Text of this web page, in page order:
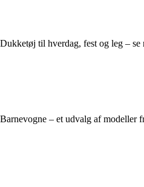
Dukketøj til hverdag, fest og leg – se
Barnevogne – et udvalg af modeller